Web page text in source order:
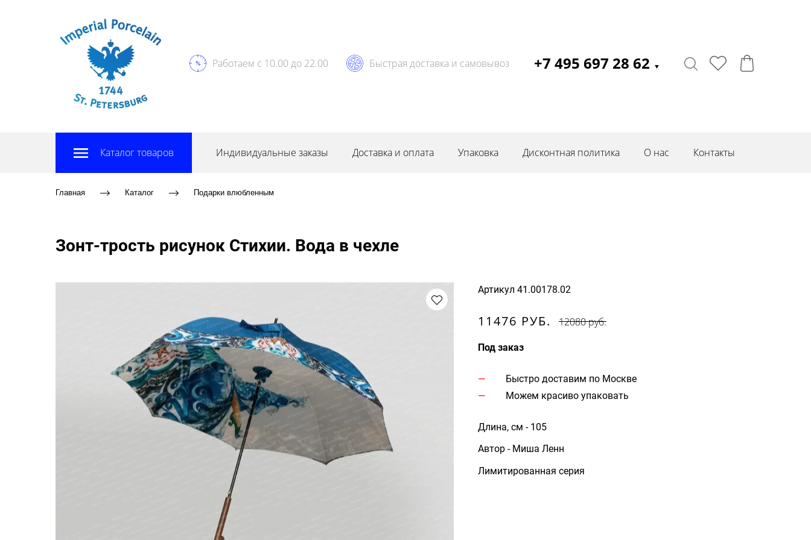
Работаем с 10.00 до 22.00 Быстрая доставка и самовывоз +7 495 697 28 62 ▼
Каталог товаров Индивидуальные заказы Доставка и оплата Упаковка Дисконтная политика О нас Контакты
Главная Каталог Подарки влюбленным
Зонт-трость рисунок Стихии. Вода в чехле
Артикул 41.00178.02
11476 РУБ. 12080 руб.
Под заказ
Быстро доставим по Москве
Можем красиво упаковать
Длина, см - 105
Автор - Миша Ленн
Лимитированная серия